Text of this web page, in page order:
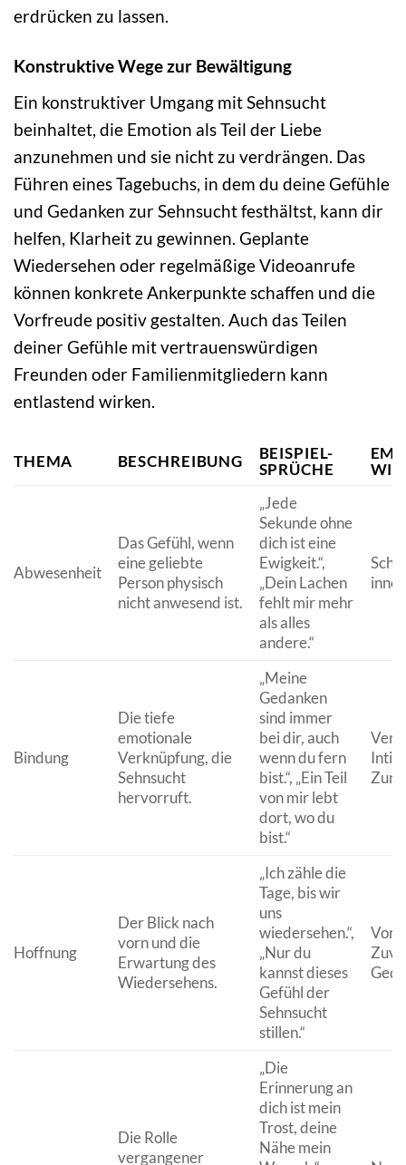
erdrücken zu lassen.
Konstruktive Wege zur Bewältigung
Ein konstruktiver Umgang mit Sehnsucht
beinhaltet, die Emotion als Teil der Liebe
anzunehmen und sie nicht zu verdrängen. Das
Führen eines Tagebuchs, in dem du deine Gefühle
und Gedanken zur Sehnsucht festhältst, kann dir
helfen, Klarheit zu gewinnen. Geplante
Wiedersehen oder regelmäßige Videoanrufe
können konkrete Ankerpunkte schaffen und die
Vorfreude positiv gestalten. Auch das Teilen
deiner Gefühle mit vertrauenswürdigen
Freunden oder Familienmitgliedern kann
entlastend wirken.
THEMA BESCHREIBUNG
BEISPIEL-
SPRÜCHE
Abwesenheit
Das Gefühl, wenn
eine geliebte
Person physisch
nicht anwesend ist.
„Jede
Sekunde ohne
dich ist eine
Ewigkeit.“,
„Dein Lachen
fehlt mir mehr
als alles
andere.“
Bindung
Die tiefe
emotionale
Verknüpfung, die
Sehnsucht
hervorruft.
„Meine
Gedanken
sind immer
bei dir, auch
wenn du fern
bist.“, „Ein Teil
von mir lebt
dort, wo du
bist.“
Hoffnung
Der Blick nach
vorn und die
Erwartung des
Wiedersehens.
„Ich zähle die
Tage, bis wir
uns
wiedersehen.“,
„Nur du
kannst dieses
Gefühl der
Sehnsucht
stillen.“
Die Rolle
vergangener
„Die
Erinnerung an
dich ist mein
Trost, deine
Nähe mein